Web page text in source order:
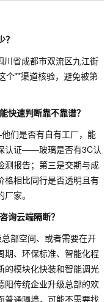
川省成都市双流区九江街
个**渠道核验，避免被第
快速判断靠不靠谱？
们是否有自有工厂，能
认证——玻璃是否有3C认
测报告；第三是交期与成
相比同行是否透明且有
家。
询云端隔断？
部空间、或者需要在开
期、环保标准、智能化程
的模块化快装和智能调光
阳传统企业升级总部的欢
普通隔墙，可能不需要找